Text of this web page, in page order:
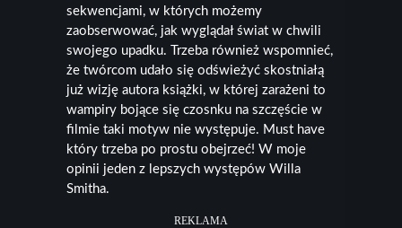
sekwencjami, w których możemy
zaobserwować, jak wyglądał świat w chwili
swojego upadku. Trzeba również wspomnieć,
że twórcom udało się odświeżyć skostniałą
już wizję autora książki, w której zarażeni to
wampiry bojące się czosnku na szczęście w
filmie taki motyw nie występuje. Must have
który trzeba po prostu obejrzeć! W moje
opinii jeden z lepszych występów Willa
Smitha.
REKLAMA